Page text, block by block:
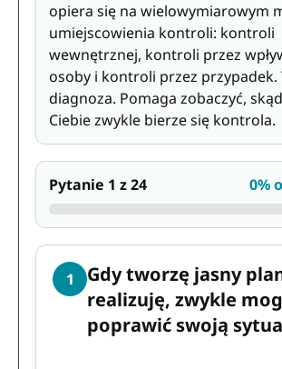
opiera się na wielowymiarowym
umiejscowienia kontroli: kontroli
wewnętrznej, kontroli przez
osoby i kontroli przez przypadek.
diagnoza. Pomaga zobaczyć,
Ciebie zwykle bierze się kontrola.
Pytanie 1 z 24 0%
1
Gdy tworzę jasny
realizuję, zwykle
poprawić swoją